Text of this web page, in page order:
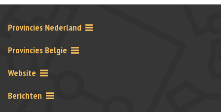
Provincies Nederland
Provincies Belgie
Website
Berichten